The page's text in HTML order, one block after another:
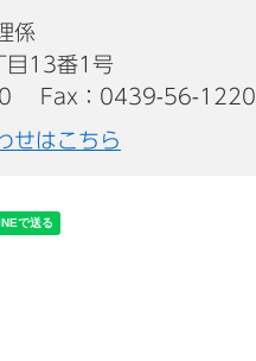
係
目13番1号
Fax：0439-56-1220
せはこちら